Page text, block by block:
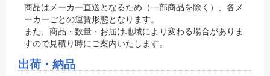
商品はメーカー直送となるため（一部商品を除く）、各メ
ーカーごとの運賃形態となります。
また、商品・数量・お届け地域により変わる場合がありま
すので見積り時にご案内いたします。
出荷・納品